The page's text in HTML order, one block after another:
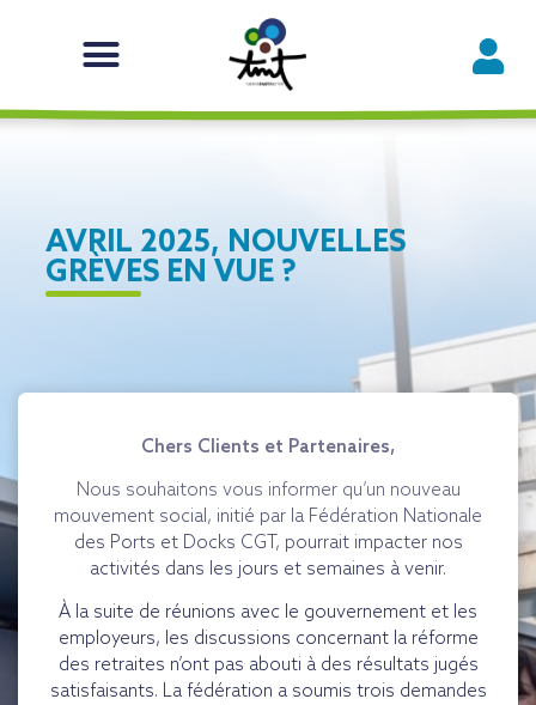
AVRIL 2025, NOUVELLES
GRÈVES EN VUE ?
Chers Clients et Partenaires,
Nous souhaitons vous informer qu’un nouveau
mouvement social, initié par la Fédération Nationale
des Ports et Docks CGT, pourrait impacter nos
activités dans les jours et semaines à venir.
À la suite de réunions avec le gouvernement et les
employeurs, les discussions concernant la réforme
des retraites n’ont pas abouti à des résultats jugés
satisfaisants. La fédération a soumis trois demandes